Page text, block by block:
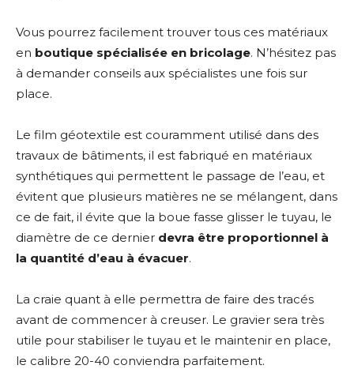
Vous pourrez facilement trouver tous ces matériaux
en boutique spécialisée en bricolage. N’hésitez pas
à demander conseils aux spécialistes une fois sur
place.
Le film géotextile est couramment utilisé dans des
travaux de bâtiments, il est fabriqué en matériaux
synthétiques qui permettent le passage de l’eau, et
évitent que plusieurs matières ne se mélangent, dans
ce de fait, il évite que la boue fasse glisser le tuyau, le
diamètre de ce dernier devra être proportionnel à
la quantité d’eau à évacuer.
La craie quant à elle permettra de faire des tracés
avant de commencer à creuser. Le gravier sera très
utile pour stabiliser le tuyau et le maintenir en place,
le calibre 20-40 conviendra parfaitement.